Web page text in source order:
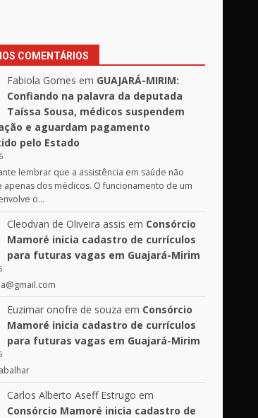
COMENTÁRIOS
Fabiola Gomes em GUAJARÁ-MIRIM:
Confiando na palavra da deputada
Taíssa Sousa, médicos suspendem
e aguardam pagamento
pelo Estado
lembrar que a assistência em saúde não
apenas dos médicos. O funcionamento de um
o…
Cleodvan de Oliveira assis em Consórcio
Mamoré inicia cadastro de currículos
para futuras vagas em Guajará-Mirim
Euzimar onofre de souza em Consórcio
Mamoré inicia cadastro de currículos
para futuras vagas em Guajará-Mirim
Carlos Alberto Aseff Estrugo em
Consórcio Mamoré inicia cadastro de